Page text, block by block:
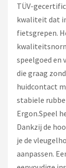
TÜV-
kwaliteit dat
fietsgrepen.
speelgoed en
die graag
huidcontact
stabiele
Ergon.Speel
Dankzij de
je de
aanpassen.